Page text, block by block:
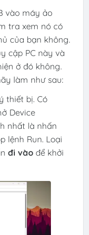
vào máy ảo
tra xem nó có
của bạn không.
cập PC này và
ở đó không.
làm như sau:
thiết bị. Có
Device
nhất là nhấn
lệnh Run. Loại
đi vàođể khởi